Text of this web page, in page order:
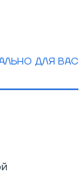
ДЛЯ ВАС